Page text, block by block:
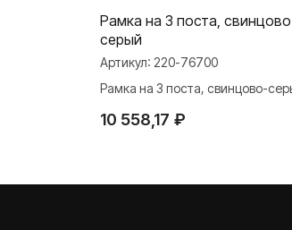
Рамка на 3 поста,
серый
Артикул: 220-76700
Рамка на 3 поста, свинцово-
10 558,17 ₽
О ФАБРИКЕ